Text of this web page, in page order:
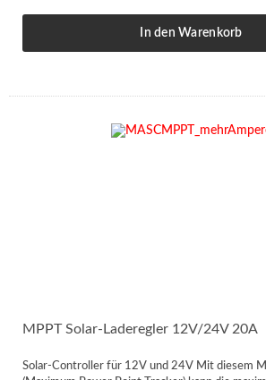
In den Warenkorb
MPPT Solar-Laderegler 12V/24V 20A
Solar-Controller für 12V und 24V Mit diesem